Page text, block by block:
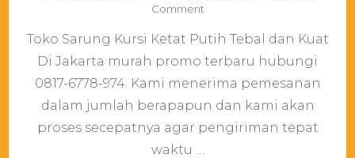
Commenton
Sarung
Kursi
Putih
Tebal
Kuat
Toko Sarung Kursi Ketat Putih Tebal dan Kuat
Di Jakarta murah promo terbaru hubungi
0817-6778-974. Kami menerima pemesanan
dalam jumlah berapapun dan kami akan
proses secepatnya agar pengiriman tepat
waktu …